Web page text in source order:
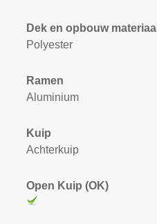
Dek en opbouw materiaal
Polyester
Ramen
Aluminium
Kuip
Achterkuip
Open Kuip (OK)